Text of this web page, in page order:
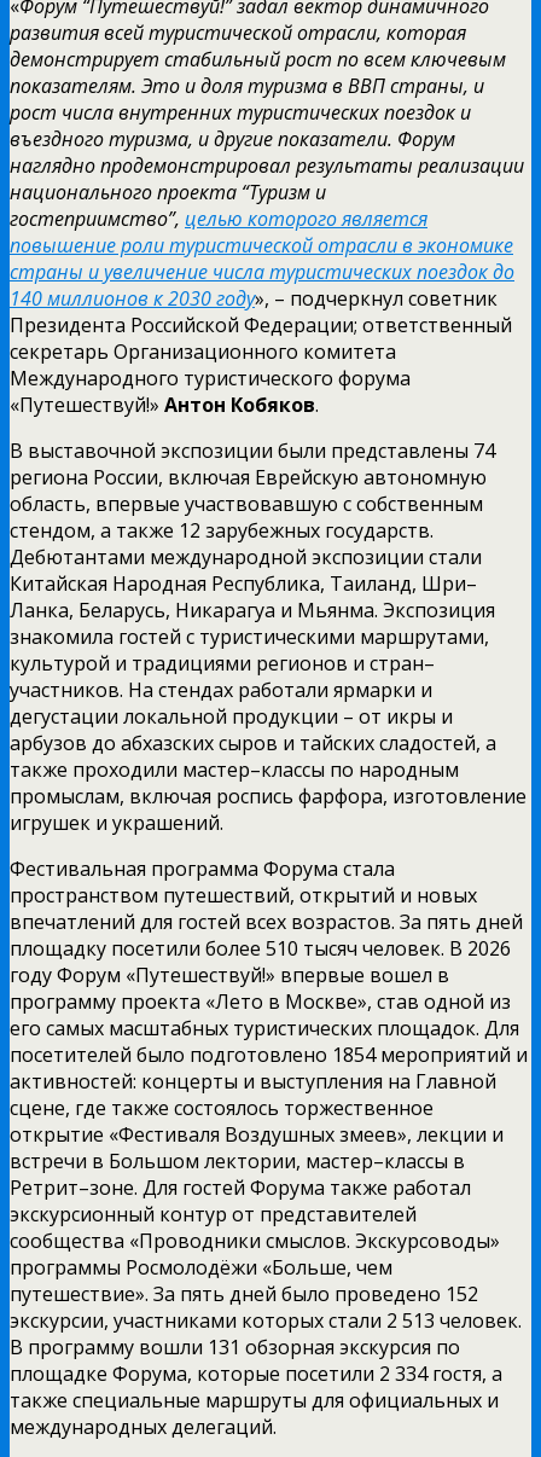
«Форум “Путешествуй!” задал вектор динамичного
развития всей туристической отрасли, которая
демонстрирует стабильный рост по всем ключевым
показателям. Это и доля туризма в ВВП страны, и
рост числа внутренних туристических поездок и
въездного туризма, и другие показатели. Форум
наглядно продемонстрировал результаты реализации
национального проекта “Туризм и
гостеприимство”, целью которого является
повышение роли туристической отрасли в экономике
страны и увеличение числа туристических поездок до
140 миллионов к 2030 году», – подчеркнул советник
Президента Российской Федерации; ответственный
секретарь Организационного комитета
Международного туристического форума
«Путешествуй!» Антон Кобяков.
В выставочной экспозиции были представлены 74
региона России, включая Еврейскую автономную
область, впервые участвовавшую с собственным
стендом, а также 12 зарубежных государств.
Дебютантами международной экспозиции стали
Китайская Народная Республика, Таиланд, Шри–
Ланка, Беларусь, Никарагуа и Мьянма. Экспозиция
знакомила гостей с туристическими маршрутами,
культурой и традициями регионов и стран–
участников. На стендах работали ярмарки и
дегустации локальной продукции – от икры и
арбузов до абхазских сыров и тайских сладостей, а
также проходили мастер–классы по народным
промыслам, включая роспись фарфора, изготовление
игрушек и украшений.
Фестивальная программа Форума стала
пространством путешествий, открытий и новых
впечатлений для гостей всех возрастов. За пять дней
площадку посетили более 510 тысяч человек. В 2026
году Форум «Путешествуй!» впервые вошел в
программу проекта «Лето в Москве», став одной из
его самых масштабных туристических площадок. Для
посетителей было подготовлено 1854 мероприятий и
активностей: концерты и выступления на Главной
сцене, где также состоялось торжественное
открытие «Фестиваля Воздушных змеев», лекции и
встречи в Большом лектории, мастер–классы в
Ретрит–зоне. Для гостей Форума также работал
экскурсионный контур от представителей
сообщества «Проводники смыслов. Экскурсоводы»
программы Росмолодёжи «Больше, чем
путешествие». За пять дней было проведено 152
экскурсии, участниками которых стали 2 513 человек.
В программу вошли 131 обзорная экскурсия по
площадке Форума, которые посетили 2 334 гостя, а
также специальные маршруты для официальных и
международных делегаций.